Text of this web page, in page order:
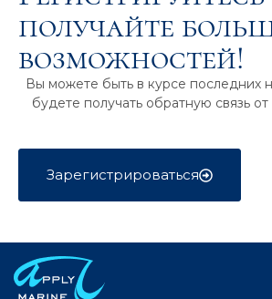
получайте
возможностей!
Вы можете быть в курсе последних
будете получать обратную связь
Зарегистрироваться